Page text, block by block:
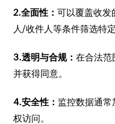
2.全面性：可以覆盖收发
人/收件人等条件筛选特定
3.透明与合规：在合法范
并获得同意。
4.安全性： 监控数据通
权访问。